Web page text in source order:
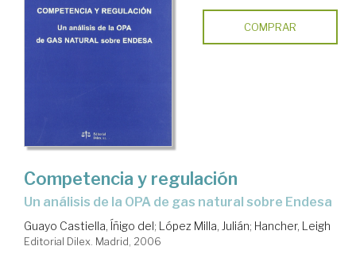
COMPRAR
Competencia y regulación
un análisis de la OPA de gas natural sobre Endesa
Guayo Castiella, Íñigo del; López Milla, Julián; Hancher, Leigh
Editorial Dilex. Madrid, 2006